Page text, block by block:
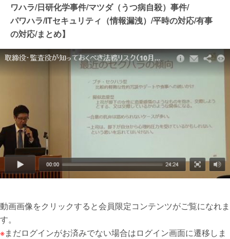
ワハラ/日研化学事件/マツダ（うつ病自殺）事件/
パワハラ/ITセキュリティ（情報漏洩）/平時の対応/有事
の対応/まとめ】
動画画像をクリックすると会員限定コンテンツがご覧になれま
す。
※まだログインがお済みでない場合はログイン画面に遷移しま